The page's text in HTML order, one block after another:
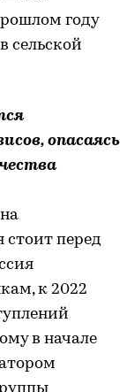
году
сельской
опасаясь
стоит перед
к 2022
в начале